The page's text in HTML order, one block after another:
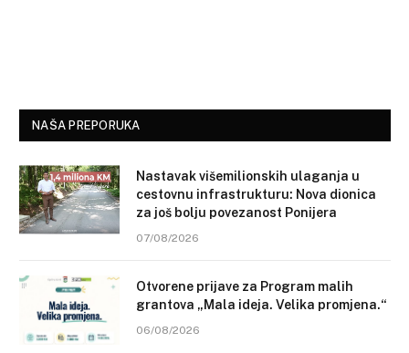
NAŠA PREPORUKA
Nastavak višemilionskih ulaganja u
cestovnu infrastrukturu: Nova dionica
za još bolju povezanost Ponijera
07/08/2026
Otvorene prijave za Program malih
grantova „Mala ideja. Velika promjena.“
06/08/2026